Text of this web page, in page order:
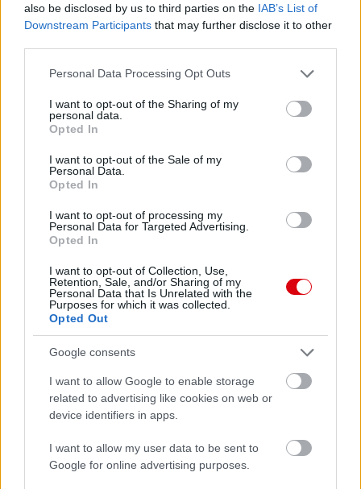
also be disclosed by us to third parties on the IAB’s List of
Downstream Participants that may further disclose it to other
Please note that this website/app uses one or more Google
not limited to your visit or usage behaviour. You may click to
grant or deny consent to Google and its third-party tags to
use your data for below specified purposes in below Google
consent section.
Personal Data Processing Opt Outs
I want to opt-out of the Sharing of my
personal data.
Opted In
I want to opt-out of the Sale of my
Personal Data.
Opted In
I want to opt-out of processing my
Personal Data for Targeted Advertising.
Opted In
I want to opt-out of Collection, Use,
Retention, Sale, and/or Sharing of my
Personal Data that Is Unrelated with the
Purposes for which it was collected.
Opted Out
Google consents
I want to allow Google to enable storage
related to advertising like cookies on web or
device identifiers in apps.
I want to allow my user data to be sent to
Google for online advertising purposes.
Meccs Center
Paris Saint-Germain
Manchester United
Nya Ullevi, Göteborg
2026-08-08 17:00
1 nap 17 óra 29 perc 53 másodperc
AC MilanvsManchester United 2026-08-15 18:00
ELŐZŐ MÉRKŐZÉSEK
Támogatás
a ManUtdFanatics.hu működését!